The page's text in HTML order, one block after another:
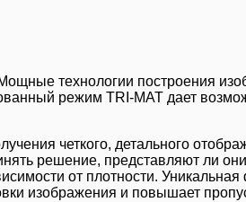
технологии построения
режим TRI-MAT дает
четкого, детального
решение, представляют ли они
от плотности.
изображения и повышает